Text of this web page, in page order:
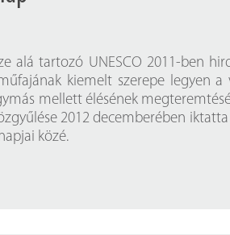
alá tartozó UNESCO 2011-ben
kiemelt szerepe legyen a
mellett élésének
2012 decemberében iktatta
közé.